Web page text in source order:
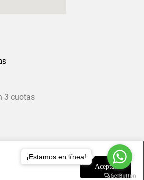
Aceptar
3 cuotas
¡Estamos en línea!